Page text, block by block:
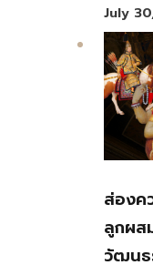
July
ส่องค
ลูกผส
วัฒนธ